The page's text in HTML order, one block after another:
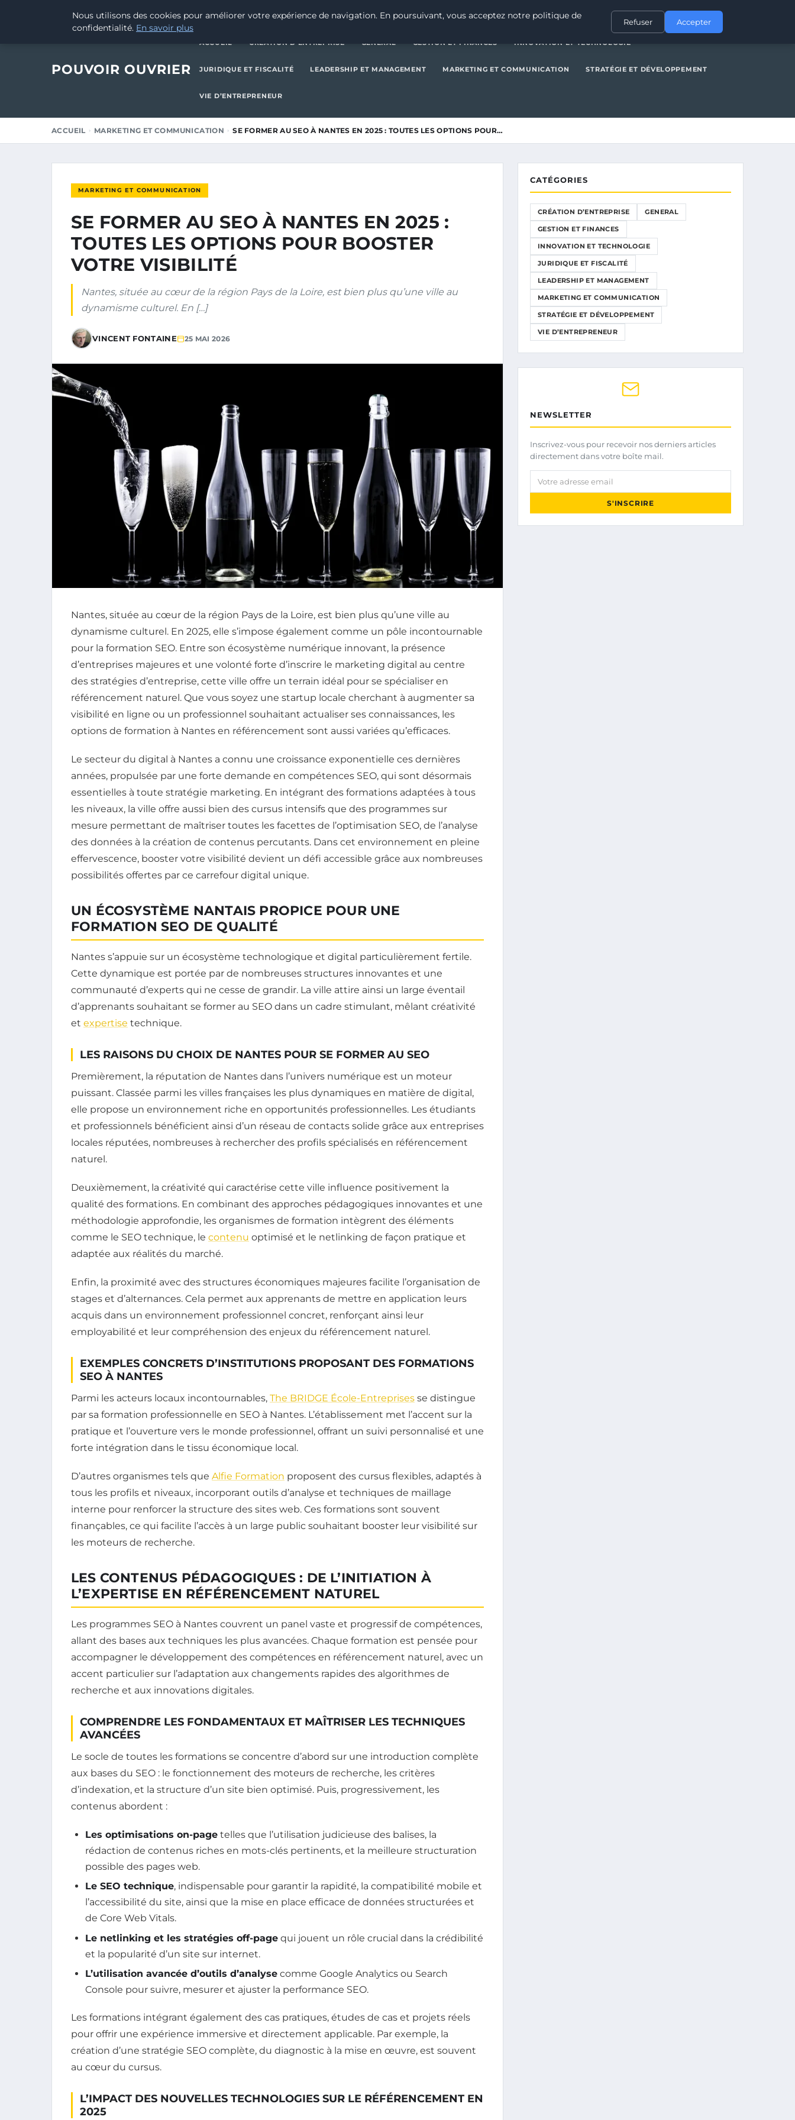
25 MAI 2026 GENERAL GESTION ET FINANCESINNOVATION ET TECHNOLOGIE
POUVOIR OUVRIER
ACCUEIL CRÉATION D’ENTREPRISE GENERAL GESTION ET FINANCES INNOVATION ET TECHNOLOGIE
JURIDIQUE ET FISCALITÉ LEADERSHIP ET MANAGEMENT MARKETING ET COMMUNICATION STRATÉGIE ET DÉVELOPPEMENT
VIE D’ENTREPRENEUR
ACCUEIL MARKETING ET COMMUNICATION SE FORMER AU SEO À NANTES EN 2025 : TOUTES LES OPTIONS POUR…
MARKETING ET COMMUNICATION
SE FORMER AU SEO À NANTES EN 2025 :
TOUTES LES OPTIONS POUR BOOSTER
VOTRE VISIBILITÉ
Nantes, située au cœur de la région Pays de la Loire, est bien plus qu’une ville au
dynamisme culturel. En […]
VINCENT FONTAINE 25 MAI 2026
Nantes, située au cœur de la région Pays de la Loire, est bien plus qu’une ville au
dynamisme culturel. En 2025, elle s’impose également comme un pôle incontournable
pour la formation SEO. Entre son écosystème numérique innovant, la présence
d’entreprises majeures et une volonté forte d’inscrire le marketing digital au centre
des stratégies d’entreprise, cette ville offre un terrain idéal pour se spécialiser en
référencement naturel. Que vous soyez une startup locale cherchant à augmenter sa
visibilité en ligne ou un professionnel souhaitant actualiser ses connaissances, les
options de formation à Nantes en référencement sont aussi variées qu’efficaces.
Le secteur du digital à Nantes a connu une croissance exponentielle ces dernières
années, propulsée par une forte demande en compétences SEO, qui sont désormais
essentielles à toute stratégie marketing. En intégrant des formations adaptées à tous
les niveaux, la ville offre aussi bien des cursus intensifs que des programmes sur
mesure permettant de maîtriser toutes les facettes de l’optimisation SEO, de l’analyse
des données à la création de contenus percutants. Dans cet environnement en pleine
effervescence, booster votre visibilité devient un défi accessible grâce aux nombreuses
possibilités offertes par ce carrefour digital unique.
UN ÉCOSYSTÈME NANTAIS PROPICE POUR UNE
FORMATION SEO DE QUALITÉ
Nantes s’appuie sur un écosystème technologique et digital particulièrement fertile.
Cette dynamique est portée par de nombreuses structures innovantes et une
communauté d’experts qui ne cesse de grandir. La ville attire ainsi un large éventail
d’apprenants souhaitant se former au SEO dans un cadre stimulant, mêlant créativité
et expertise technique.
LES RAISONS DU CHOIX DE NANTES POUR SE FORMER AU SEO
Premièrement, la réputation de Nantes dans l’univers numérique est un moteur
puissant. Classée parmi les villes françaises les plus dynamiques en matière de digital,
elle propose un environnement riche en opportunités professionnelles. Les étudiants
et professionnels bénéficient ainsi d’un réseau de contacts solide grâce aux entreprises
locales réputées, nombreuses à rechercher des profils spécialisés en référencement
naturel.
Deuxièmement, la créativité qui caractérise cette ville influence positivement la
qualité des formations. En combinant des approches pédagogiques innovantes et une
méthodologie approfondie, les organismes de formation intègrent des éléments
comme le SEO technique, le contenu optimisé et le netlinking de façon pratique et
adaptée aux réalités du marché.
Enfin, la proximité avec des structures économiques majeures facilite l’organisation de
stages et d’alternances. Cela permet aux apprenants de mettre en application leurs
acquis dans un environnement professionnel concret, renforçant ainsi leur
employabilité et leur compréhension des enjeux du référencement naturel.
EXEMPLES CONCRETS D’INSTITUTIONS PROPOSANT DES FORMATIONS
SEO À NANTES
Parmi les acteurs locaux incontournables, The BRIDGE École-Entreprises se distingue
par sa formation professionnelle en SEO à Nantes. L’établissement met l’accent sur la
pratique et l’ouverture vers le monde professionnel, offrant un suivi personnalisé et une
forte intégration dans le tissu économique local.
D’autres organismes tels que Alfie Formation proposent des cursus flexibles, adaptés à
tous les profils et niveaux, incorporant outils d’analyse et techniques de maillage
interne pour renforcer la structure des sites web. Ces formations sont souvent
finançables, ce qui facilite l’accès à un large public souhaitant booster leur visibilité sur
les moteurs de recherche.
LES CONTENUS PÉDAGOGIQUES : DE L’INITIATION À
L’EXPERTISE EN RÉFÉRENCEMENT NATUREL
Les programmes SEO à Nantes couvrent un panel vaste et progressif de compétences,
allant des bases aux techniques les plus avancées. Chaque formation est pensée pour
accompagner le développement des compétences en référencement naturel, avec un
accent particulier sur l’adaptation aux changements rapides des algorithmes de
recherche et aux innovations digitales.
COMPRENDRE LES FONDAMENTAUX ET MAÎTRISER LES TECHNIQUES
AVANCÉES
Le socle de toutes les formations se concentre d’abord sur une introduction complète
aux bases du SEO : le fonctionnement des moteurs de recherche, les critères
d’indexation, et la structure d’un site bien optimisé. Puis, progressivement, les
contenus abordent :
Les optimisations on-page telles que l’utilisation judicieuse des balises, la
rédaction de contenus riches en mots-clés pertinents, et la meilleure structuration
possible des pages web.
Le SEO technique, indispensable pour garantir la rapidité, la compatibilité mobile et
l’accessibilité du site, ainsi que la mise en place efficace de données structurées et
de Core Web Vitals.
Le netlinking et les stratégies off-page qui jouent un rôle crucial dans la crédibilité
et la popularité d’un site sur internet.
L’utilisation avancée d’outils d’analyse comme Google Analytics ou Search
Console pour suivre, mesurer et ajuster la performance SEO.
Les formations intégrant également des cas pratiques, études de cas et projets réels
pour offrir une expérience immersive et directement applicable. Par exemple, la
création d’une stratégie SEO complète, du diagnostic à la mise en œuvre, est souvent
au cœur du cursus.
L’IMPACT DES NOUVELLES TECHNOLOGIES SUR LE RÉFÉRENCEMENT EN
2025
CATÉGORIES
CRÉATION D’ENTREPRISE GENERAL
GESTION ET FINANCES
INNOVATION ET TECHNOLOGIE
JURIDIQUE ET FISCALITÉ
LEADERSHIP ET MANAGEMENT
MARKETING ET COMMUNICATION
STRATÉGIE ET DÉVELOPPEMENT
VIE D’ENTREPRENEUR
NEWSLETTER
Inscrivez-vous pour recevoir nos derniers articles
directement dans votre boîte mail.
Votre adresse email
S'INSCRIRE
Nous utilisons des cookies pour améliorer votre expérience de navigation. En poursuivant, vous acceptez notre politique de
confidentialité. En savoir plus
Refuser Accepter